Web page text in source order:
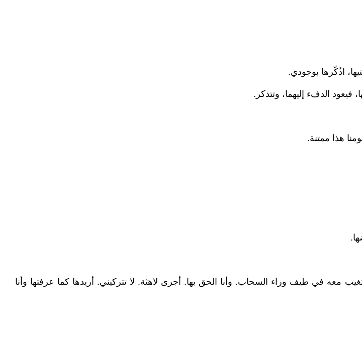
اذُكّرها بوجودي.
فيعود الدفء إليهما، وتتذكر.
هذا ممتنة.
معه في طيف وراء السحاب. وأنا الحق بها. أجرى لاهثة. لا تتركيني. أريدها كما عرفتها وأنا